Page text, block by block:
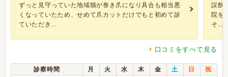
ずっと見守っていた地域猫が巻き爪になり具合も相当悪
くなっていたため、せめて爪カットだけでもと初めて診
ていただき...
誤飲
院を
そ...
口コミをすべて見る
診察時間 月 火 水 木 金 土 日
祝